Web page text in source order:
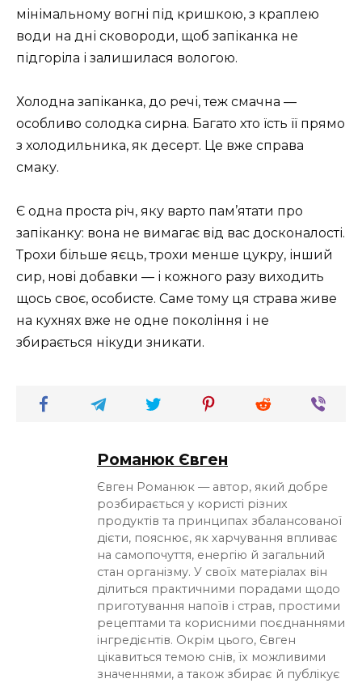
мінімальному вогні під кришкою, з краплею
води на дні сковороди, щоб запіканка не
підгоріла і залишилася вологою.
Холодна запіканка, до речі, теж смачна —
особливо солодка сирна. Багато хто їсть її прямо
з холодильника, як десерт. Це вже справа
смаку.
Є одна проста річ, яку варто пам’ятати про
запіканку: вона не вимагає від вас досконалості.
Трохи більше яєць, трохи менше цукру, інший
сир, нові добавки — і кожного разу виходить
щось своє, особисте. Саме тому ця страва живе
на кухнях вже не одне покоління і не
збирається нікуди зникати.
Романюк Євген
Євген Романюк — автор, який добре
розбирається у користі різних
продуктів та принципах збалансованої
дієти, пояснює, як харчування впливає
на самопочуття, енергію й загальний
стан організму. У своїх матеріалах він
ділиться практичними порадами щодо
приготування напоїв і страв, простими
рецептами та корисними поєднаннями
інгредієнтів. Окрім цього, Євген
цікавиться темою снів, їх можливими
значеннями, а також збирає й публікує